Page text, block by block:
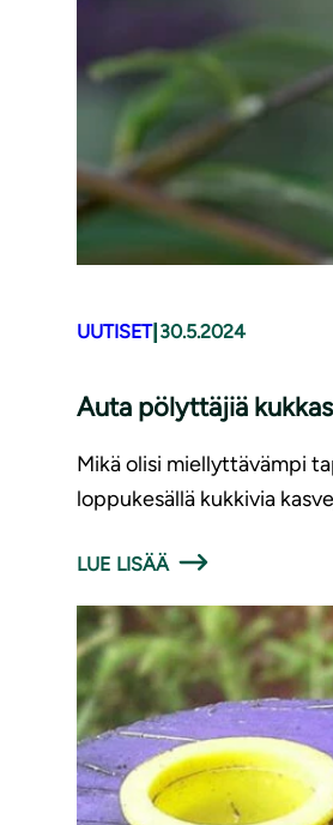
UUTISET| 30.5.2024
Auta pölyttäjiä
Mikä olisi miellyttävämpi
loppukesällä kukkivia
LUE LISÄÄ